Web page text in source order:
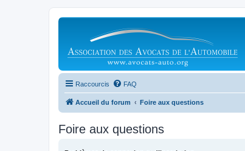
Raccourcis FAQ
Accueil du forum Foire aux questions
Foire aux questions